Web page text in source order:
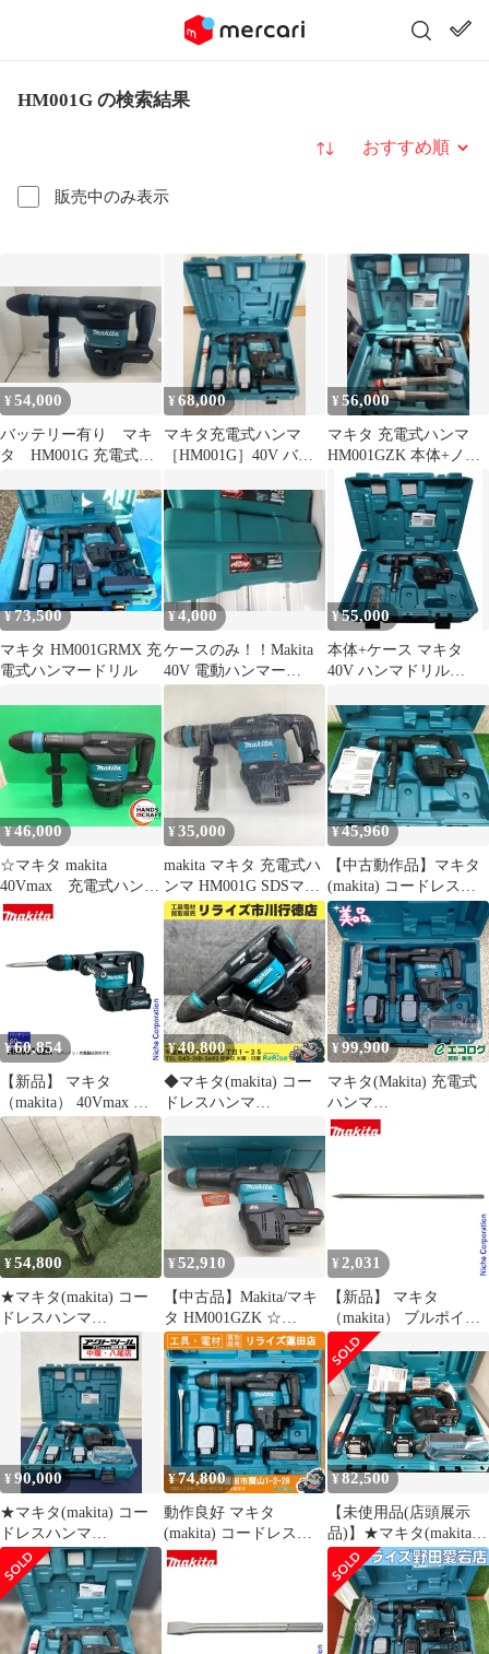
HM001G の検索結果
販売中のみ表示
並び替え
¥54,000
バッテリー有り マキ
タ HM001G 充電式ハ
¥68,000
マキタ充電式ハンマ
［HM001G］40V バッ
¥56,000
マキタ 充電式ハンマ
HM001GZK 本体+ノミ2
本 新品
¥73,500
マキタ HM001GRMX 充
電式ハンマードリル
¥4,000
ケースのみ！！Makita
40V 電動ハンマー
HM001GZK
¥55,000
本体+ケース マキタ
40V ハンマドリル
¥46,000
☆マキタ makita
40Vmax 充電式ハン
マ HM001G 本体の
ンク 中古 美品
¥35,000
makita マキタ 充電式ハ
ンマ HM001G SDSマッ
クスシャンク 40Vmax
本体のみ 電動ハンマー
石工穴あけ ハツリ
★DT860
¥45,960
【中古動作品】マキタ
(makita) コードレスハ
ンマ HM001GZK◆アク
トツール富山店◆J/K
¥60,854
【新品】 マキタ
（makita） 40Vmax 充
電式ハンマ 本体のみ
HM001GZK 電動ハンマ
電動ハンマ―
¥40,800
◆マキタ(makita) コー
ドレスハンマ
【市川行徳店】
¥99,900
マキタ(Makita) 充電式
ハンマ
HM001GRMX【美品】
¥54,800
★マキタ(makita) コー
ドレスハンマ
HM001GZK 40V 動作確
認済【川口店】
¥52,910
【中古品】Makita/マキ
タ HM001GZK ☆
40Vmax充電式ハンマ
バッテリ・充電器別売/
ケース付 [IT_9J5GK]
[岡イ][M04]
¥ 2,031
【新品】 マキタ
（makita） ブルポイン
ト 600mm A-55500 ハツ
リ用 破砕用
¥90,000
★マキタ(makita) コー
ドレスハンマ
HM001GRMX【八尾
店】
¥74,800
動作良好 マキタ
(makita) コードレスハ
ンマ HM001GRMX 【リ
¥82,500
【未使用品(店頭展示
品)】★マキタ(makita)
コードレスハンマ
HM001GRMX